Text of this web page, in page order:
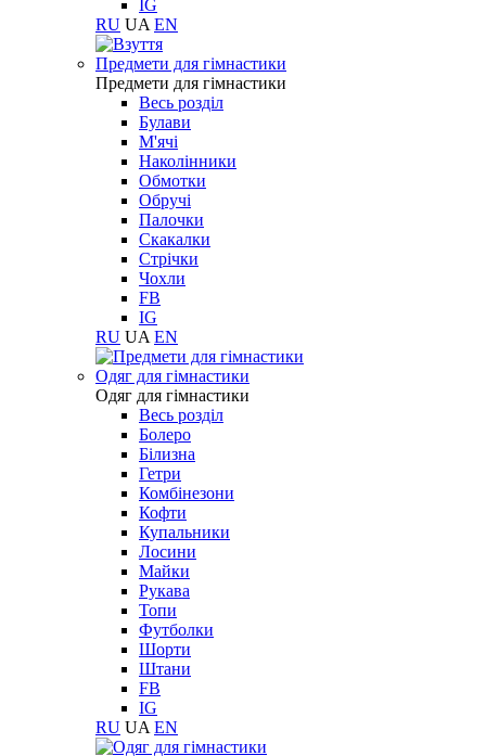
IG
RU UA EN
Предмети для гімнастики
Предмети для гімнастики
Весь розділ
Булави
М'ячі
Наколінники
Обмотки
Обручі
Палочки
Скакалки
Стрічки
Чохли
FB
IG
RU UA EN
Одяг для гімнастики
Одяг для гімнастики
Весь розділ
Болеро
Білизна
Гетри
Комбінезони
Кофти
Купальники
Лосини
Майки
Рукава
Топи
Футболки
Шорти
Штани
FB
IG
RU UA EN